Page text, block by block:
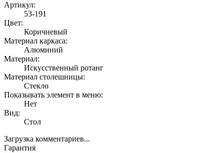
Артикул:
53-191
Цвет:
Коричневый
Материал каркаса:
Алюминий
Материал:
Искусственный ротанг
Материал столешницы:
Стекло
Показывать элемент в меню:
Нет
Вид:
Стол
Загрузка комментариев...
Гарантия